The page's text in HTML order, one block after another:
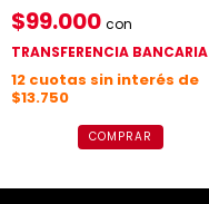
$99.000 con
TRANSFERENCIA BANCARIA
12 cuotas sin interés de
$13.750
COMPRAR